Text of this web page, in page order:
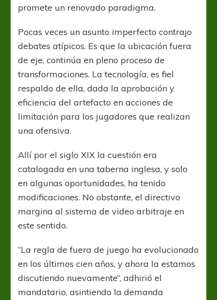
promete un renovado paradigma.
Pocas veces un asunto imperfecto contrajo
debates atípicos. Es que la ubicación fuera
de eje, continúa en pleno proceso de
transformaciones. La tecnología, es fiel
respaldo de ella, dada la aprobación y
eficiencia del artefacto en acciones de
limitación para los jugadores que realizan
una ofensiva.
Allí por el siglo XIX la cuestión era
catalogada en una taberna inglesa, y solo
en algunas oportunidades, ha tenido
modificaciones. No obstante, el directivo
margina al sistema de video arbitraje en
este sentido.
“La regla de fuera de juego ha evolucionado
en los últimos cien años, y ahora la estamos
discutiendo nuevamente”, adhirió el
mandatario, asintiendo la demanda